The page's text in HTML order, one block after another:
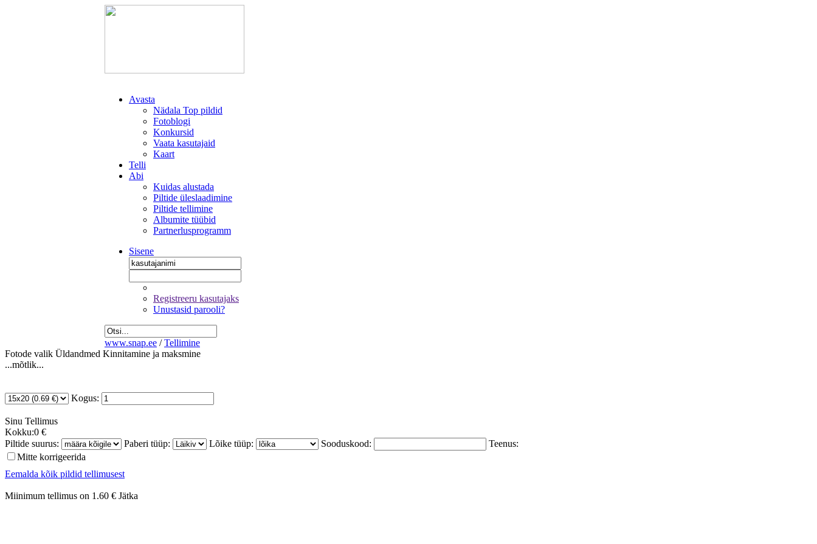
Avasta
Nädala Top pildid
Fotoblogi
Konkursid
Vaata kasutajaid
Kaart
Telli
Abi
Kuidas alustada
Piltide üleslaadimine
Piltide tellimine
Albumite tüübid
Partnerlusprogramm
Sisene
Registreeru kasutajaks
Unustasid parooli?
www.snap.ee / Tellimine
Fotode valik Üldandmed Kinnitamine ja maksmine
...mõtlik...
Kogus:
Sinu Tellimus
Kokku:0 €
Piltide suurus:
Paberi tüüp: Lõike tüüp: Sooduskood:
Teenus:
Mitte korrigeerida
Eemalda kõik pildid tellimusest
Miinimum tellimus on 1.60 € Jätka